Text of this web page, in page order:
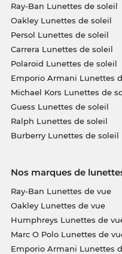
Ray-Ban Lunettes de soleil
Oakley Lunettes de soleil
Persol Lunettes de soleil
Carrera Lunettes de soleil
Polaroid Lunettes de soleil
Emporio Armani Lunettes
Michael Kors Lunettes de
Guess Lunettes de soleil
Ralph Lunettes de soleil
Burberry Lunettes de soleil
Nos marques de
Ray-Ban Lunettes de vue
Oakley Lunettes de vue
Humphreys Lunettes de
Marc O Polo Lunettes de
Emporio Armani Lunettes